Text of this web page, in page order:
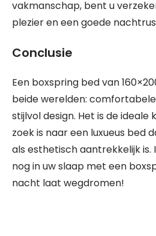
vakmanschap, bent u
plezier en een goede
Conclusie
Een boxspring bed van
beide werelden:
stijlvol design. Het is de ideale
zoek is naar een luxueus bed
als esthetisch aantrekkelijk
nog in uw slaap met een
nacht laat wegdromen!